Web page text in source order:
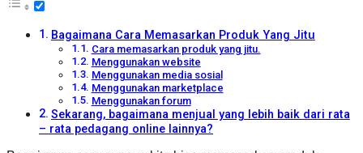
Bagaimana Cara Memasarkan Produk Yang Jitu
Cara memasarkan produk yang jitu.
Menggunakan website
Menggunakan media sosial
Menggunakan marketplace
Menggunakan forum
Sekarang, bagaimana menjual yang lebih baik dari rata
– rata pedagang online lainnya?